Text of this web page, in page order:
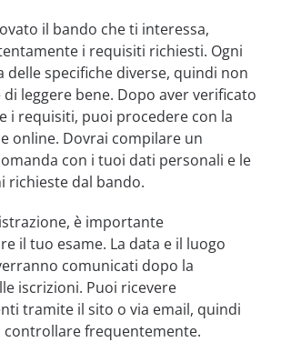
il bando che ti interessa,
i requisiti richiesti. Ogni
delle specifiche diverse, quindi non
leggere bene. Dopo aver verificato
i requisiti, puoi procedere con la
online. Dovrai compilare un
con i tuoi dati personali e le
richieste dal bando.
è importante
il tuo esame. La data e il luogo
comunicati dopo la
iscrizioni. Puoi ricevere
tramite il sito o via email, quindi
controllare frequentemente.